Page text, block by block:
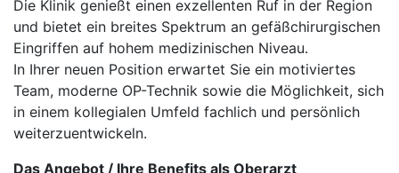
Die Klinik genießt einen exzellenten Ruf in der Region
und bietet ein breites Spektrum an gefäßchirurgischen
Eingriffen auf hohem medizinischen Niveau.
In Ihrer neuen Position erwartet Sie ein motiviertes
Team, moderne OP-Technik sowie die Möglichkeit, sich
in einem kollegialen Umfeld fachlich und persönlich
weiterzuentwickeln.
Das Angebot / Ihre Benefits als Oberarzt